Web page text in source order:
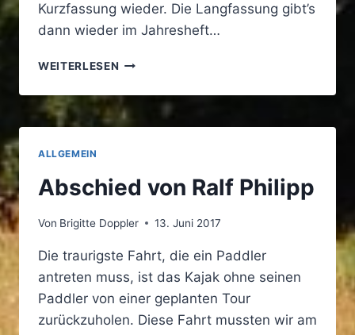
Kurzfassung wieder. Die Langfassung gibt’s
dann wieder im Jahresheft…
WEITERLESEN ARDÈCHE
EINDRÜCKE
EINER
REISE
ALLGEMEIN
Abschied von Ralf Philipp
Von Brigitte Doppler 13. Juni 2017
Die traurigste Fahrt, die ein Paddler
antreten muss, ist das Kajak ohne seinen
Paddler von einer geplanten Tour
zurückzuholen. Diese Fahrt mussten wir am